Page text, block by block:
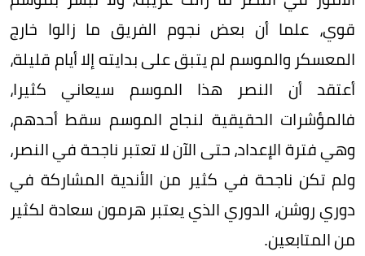
قوي، علما أن بعض نجوم الفريق ما زالوا خارج
المعسكر والموسم لم يتبق على بدايته إلا أيام قليلة،
أعتقد أن النصر هذا الموسم سيعاني كثيرا،
فالمؤشرات الحقيقية لنجاح الموسم سقط أحدهم،
وهي فترة الإعداد، حتى الآن لا تعتبر ناجحة في النصر،
ولم تكن ناجحة في كثير من الأندية المشاركة في
دوري روشن، الدوري الذي يعتبر هرمون سعادة لكثير
من المتابعين.